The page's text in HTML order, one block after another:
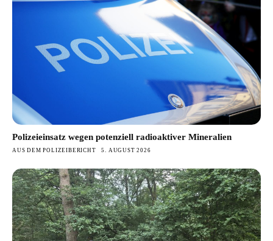
Polizeieinsatz wegen potenziell radioaktiver Mineralien
AUS DEM POLIZEIBERICHT 5. AUGUST 2026